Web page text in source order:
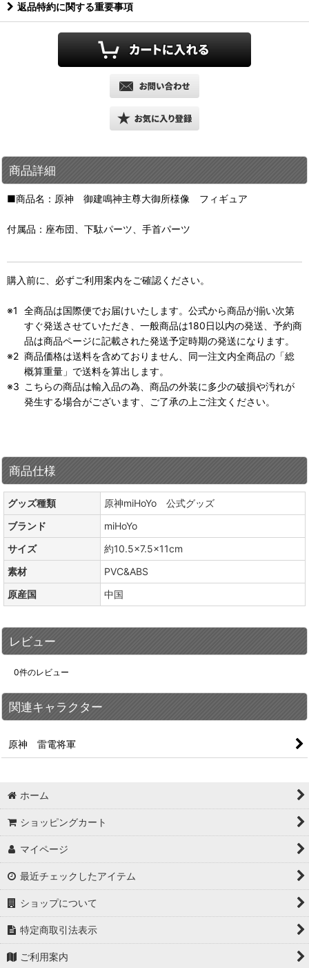
返品特約に関する重要事項
商品詳細
■商品名：原神 御建鳴神主尊大御所様像 フィギュア
付属品：座布団、下駄パーツ、手首パーツ
購入前に、必ずご利用案内をご確認ください。
全商品は国際便でお届けいたします。公式から商品が揃い次第
すぐ発送させていただき、一般商品は180日以内の発送、予約商
品は商品ページに記載された発送予定時期の発送になります。
商品価格は送料を含めておりません、同一注文内全商品の「総
概算重量」で送料を算出します。
こちらの商品は輸入品の為、商品の外装に多少の破損や汚れが
発生する場合がございます、ご了承の上ご注文ください。
商品仕様
グッズ種類
原神miHoYo 公式グッズ
ブランド
miHoYo
サイズ
約10.5×7.5×11cm
素材
PVC&ABS
原産国
中国
レビュー
0件のレビュー
関連キャラクター
原神 雷電将軍
ホーム
ショッピングカート
マイページ
最近チェックしたアイテム
ショップについて
特定商取引法表示
ご利用案内